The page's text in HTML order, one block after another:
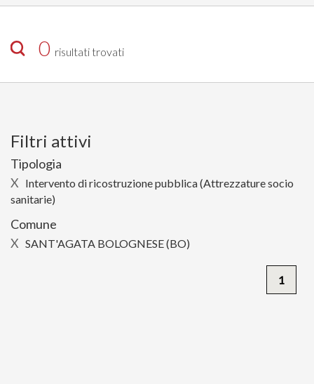
INTERVENTI
SI
0 risultati trovati
Filtri attivi
Tipologia
X Intervento di ricostruzione pubblica (Attrezzature socio
sanitarie)
Comune
X SANT'AGATA BOLOGNESE (BO)
1